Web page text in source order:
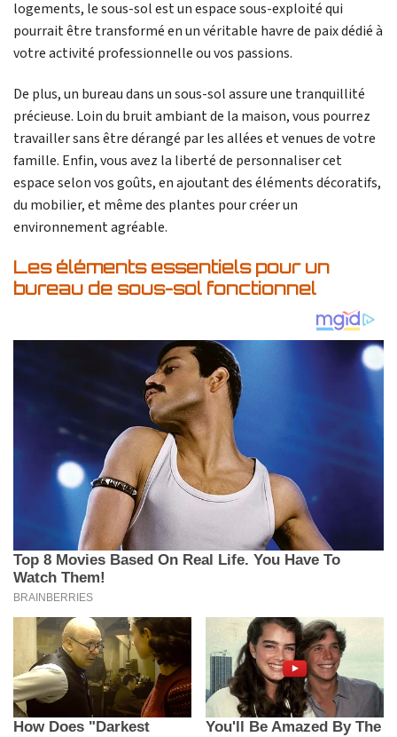
logements, le sous-sol est un espace sous-exploité qui
pourrait être transformé en un véritable havre de paix dédié à
votre activité professionnelle ou vos passions.
De plus, un bureau dans un sous-sol assure une tranquillité
précieuse. Loin du bruit ambiant de la maison, vous pourrez
travailler sans être dérangé par les allées et venues de votre
famille. Enfin, vous avez la liberté de personnaliser cet
espace selon vos goûts, en ajoutant des éléments décoratifs,
du mobilier, et même des plantes pour créer un
environnement agréable.
Les éléments essentiels pour un
bureau de sous-sol fonctionnel